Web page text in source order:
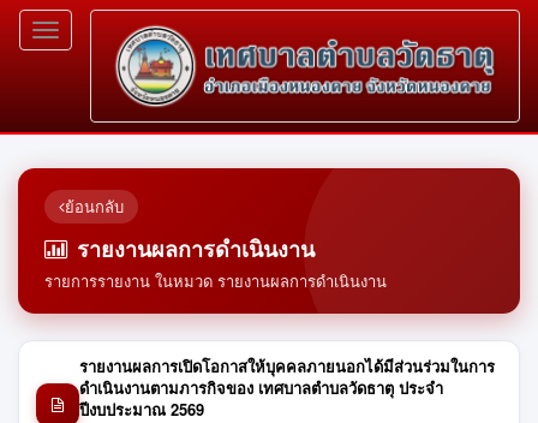
Toggle
navigation
ย้อนกลับ
รายงานผลการดำเนินงาน
รายการรายงาน ในหมวด รายงานผลการดำเนินงาน
รายงานผลการเปิดโอกาสให้บุคคลภายนอกได้มีส่วนร่วมในการ
ดำเนินงานตามภารกิจของ เทศบาลตำบลวัดธาตุ ประจำ
ปีงบประมาณ 2569